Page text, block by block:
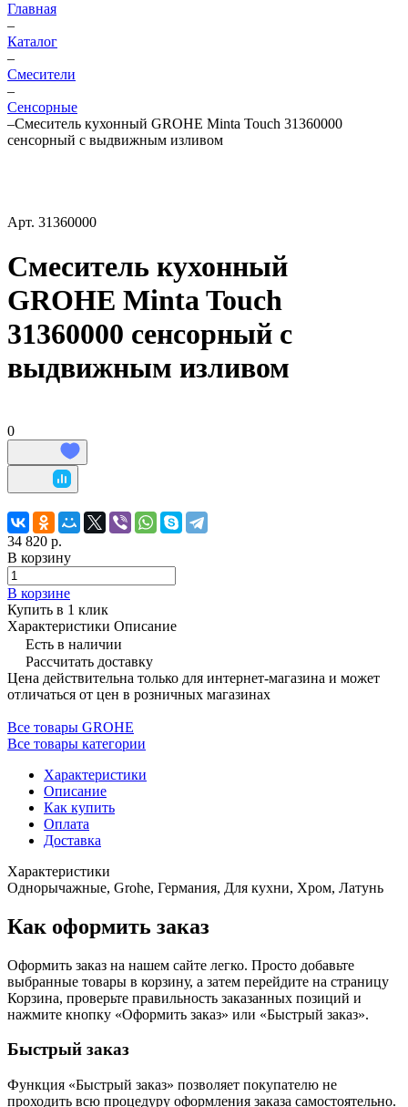
Главная
–
Каталог
–
Смесители
–
Сенсорные
–Смеситель кухонный GROHE Minta Touch 31360000
сенсорный с выдвижным изливом
Арт. 31360000
Смеситель кухонный
GROHE Minta Touch
31360000 сенсорный с
выдвижным изливом
0
34 820 р.
В корзину
В корзине
Купить в 1 клик
Характеристики Описание
Есть в наличии
Рассчитать доставку
Цена действительна только для интернет-магазина и может
отличаться от цен в розничных магазинах
Все товары GROHE
Все товары категории
Характеристики
Описание
Как купить
Оплата
Доставка
Характеристики
Однорычажные, Grohe, Германия, Для кухни, Хром, Латунь
Как оформить заказ
Оформить заказ на нашем сайте легко. Просто добавьте
выбранные товары в корзину, а затем перейдите на страницу
Корзина, проверьте правильность заказанных позиций и
нажмите кнопку «Оформить заказ» или «Быстрый заказ».
Быстрый заказ
Функция «Быстрый заказ» позволяет покупателю не
проходить всю процедуру оформления заказа самостоятельно.